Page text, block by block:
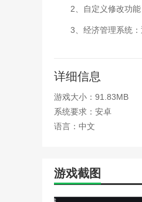
2、自定义修改功
3、经济管理系统
欧洲卡车模拟器
1、轻松愉快的游
2、易于使用的操
推荐理由
详细信息
游戏大小：91.83MB
系统要求：安卓
语言：中文
游戏截图